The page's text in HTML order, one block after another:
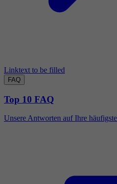
Linktext to be filled
FAQ
Top 10 FAQ
Unsere Antworten auf Ihre